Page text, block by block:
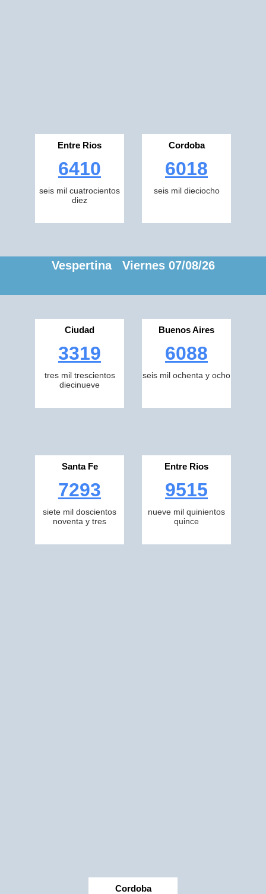
Entre Rios
6410
seis mil cuatrocientos
diez
Cordoba
6018
seis mil dieciocho
Vespertina Viernes 07/08/26
Ciudad
3319
tres mil trescientos
diecinueve
Buenos Aires
6088
seis mil ochenta y ocho
Santa Fe
7293
siete mil doscientos
noventa y tres
Entre Rios
9515
nueve mil quinientos
quince
Cordoba